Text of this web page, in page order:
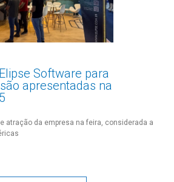
Software para
apresentadas na
atração da empresa na feira, considerada a